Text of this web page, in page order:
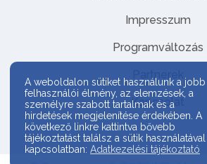
Impresszum
Programváltozás
Partnerek
Kapcsolat
A weboldalon sütiket használunk a jobb
felhasználói élmény, az elemzések, a
személyre szabott tartalmak és a
hirdetések megjelenítése érdekében. A
következő linkre kattintva bővebb
tájékoztatást találsz a sütik használatával
kapcsolatban: Adatkezelési tájékoztató